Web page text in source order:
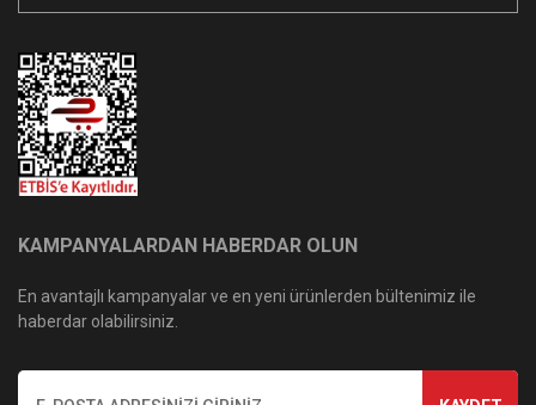
KAMPANYALARDAN HABERDAR OLUN
En avantajlı kampanyalar ve en yeni ürünlerden bültenimiz ile
haberdar olabilirsiniz.